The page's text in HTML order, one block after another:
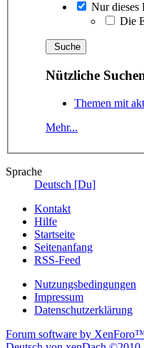
Nur dieses
Die
Nützliche
Themen mit
Mehr...
Sprache
Deutsch [Du]
Kontakt
Hilfe
Startseite
Seitenanfang
RSS-Feed
Nutzungsbedingungen
Impressum
Datenschutzerklärung
Forum software by